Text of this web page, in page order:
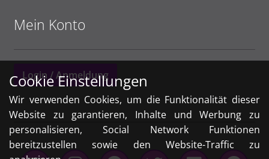
Cookie Einstellungen
Wir verwenden Cookies, um die Funktionalität dieser
Website zu garantieren, Inhalte und Werbung zu
personalisieren, Social Network Funktionen
bereitzustellen sowie den Website-Traffic zu
Mein Konto
Login / Anmeldung